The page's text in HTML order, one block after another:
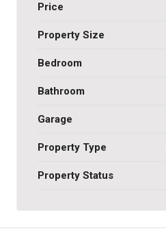
Price
Property Size
Bedroom
Bathroom
Garage
Property Type
Property Status